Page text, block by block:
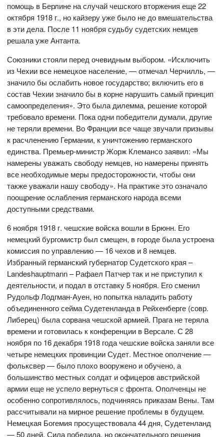
помощь в Берлине на случай чешского вторжения еще 22
октября 1918 г., но кайзеру уже было не до вмешательства
в эти дела. После 11 ноября судьбу судетских немцев
решала уже Антанта.
Союзники стояли перед очевидным выбором. «Исключить
из Чехии все немецкое население, — отмечал Черчилль, —
значило бы ослабить новое государство; включить его в
состав Чехии значило бы в корне нарушить самый принцип
самоопределения». Это была дилемма, решение которой
требовало времени. Пока одни победители думали, другие
не теряли времени. Во Франции все чаще звучали призывы
к расчленению Германии, к уничтожению германского
единства. Премьер-министр Жорж Клемансо заявил: «Мы
намерены уважать свободу немцев, но намерены принять
все необходимые меры предосторожности, чтобы они
также уважали нашу свободу». На практике это означало
поощрение ослабления германского народа всеми
доступными средствами.
6 ноября 1918 г. чешские войска вошли в Брюнн. Его
немецкий бургомистр был смещен, в городе была устроена
комиссия по управлению — 16 чехов и 8 немцев.
Избранный германский губернатор Судетского края –
Landeshauptmann – Рафаел Патчер так и не приступил к
деятельности, и подал в отставку 5 ноября. Его сменил
Рудольф Лодгман-Ауен, но попытка наладить работу
объединенного сейма Судетенланда в Рейхенберге (совр.
Либерец) была сорвана чешской армией. Прага не теряла
времени и готовилась к конференции в Версале. С 28
ноября по 16 декабря 1918 года чешские войска заняли все
четыре немецких провинции Судет. Местное ополчение —
фольксвер — было плохо вооружено и обучено, а
большинство местных солдат и офицеров австрийской
армии еще не успело вернуться с фронта. Ополченцы не
особенно сопротивлялось, подчиняясь приказам Вены. Там
рассчитывали на мирное решение проблемы в будущем.
Немецкая Богемия просуществовала 44 дня, Судетенланд
— 50 дней. Сила победила, но окончательного решения